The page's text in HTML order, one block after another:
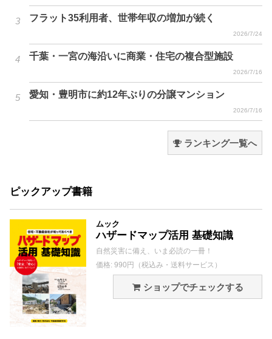
フラット35利用者、世帯年収の増加が続く
2026/7/24
千葉・一宮の海沿いに商業・住宅の複合型施設
2026/7/16
愛知・豊明市に約12年ぶりの分譲マンション
2026/7/16
ランキング一覧へ
ピックアップ書籍
ムック
ハザードマップ活用 基礎知識
自然災害に備え、いま必読の一冊！
価格: 990円（税込み・送料サービス）
ショップでチェックする